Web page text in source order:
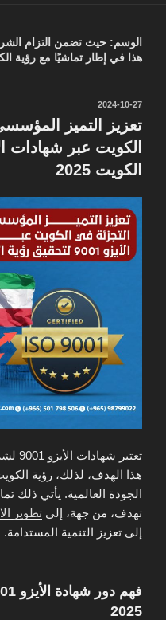
الوسم: حيث تضمن التزام
هذا في إطار تماشيًا مع رؤية
نُشر
2024-10-27
تعزيز التميز
الكويت 2025
تهدف، من جهة، إلى تطوير
إلى تعزيز التنمية المستدامة.
2025